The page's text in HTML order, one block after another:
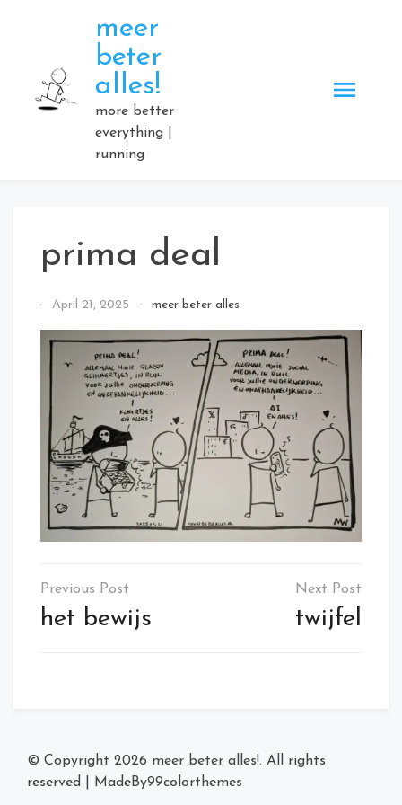
meer
beter
alles!
more better
everything |
running
prima deal
ByApril 21, 2025 meer beter alles
Post
navigation
het bewijs twijfel
© Copyright 2026 meer beter alles!. All rights
reserved
MadeBy99colorthemes